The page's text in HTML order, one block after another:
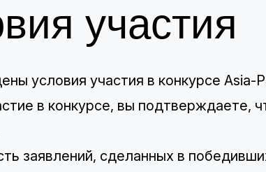
участия
условия участия в конкурсе
в конкурсе, вы подтверждаете,
заявлений, сделанных в